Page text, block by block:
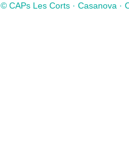
© CAPs Les Corts · Casanova ·